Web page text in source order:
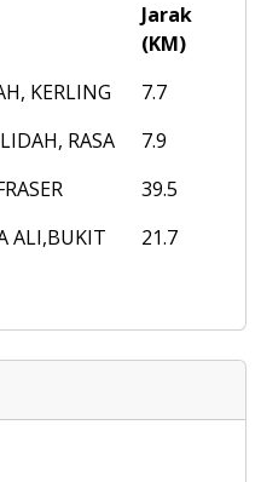
Jarak
(KM)
KERLING
7.7
RASA
7.9
39.5
ALI,BUKIT
21.7